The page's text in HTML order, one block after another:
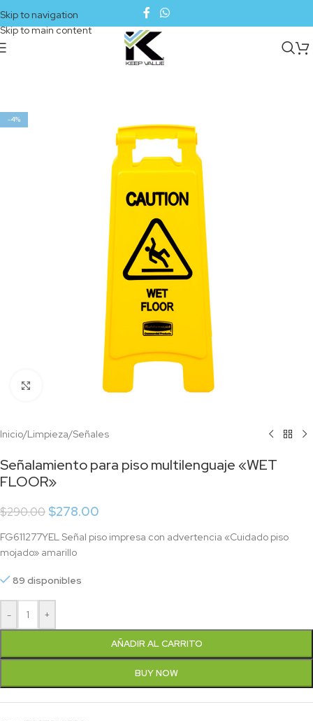
Skip to navigation
Skip to main content
-4%
Click to enlarge
Inicio/Limpieza/Señales
Señalamiento para piso multilenguaje «WET
FLOOR»
$290.00 $278.00
FG611277YEL Señal piso impresa con advertencia «Cuidado piso
mojado» amarillo
89 disponibles
- +
AÑADIR AL CARRITO
BUY NOW